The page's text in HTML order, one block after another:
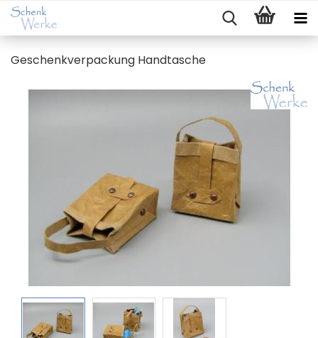
Ge­schenk­ver­pa­ckung Hand­ta­sche